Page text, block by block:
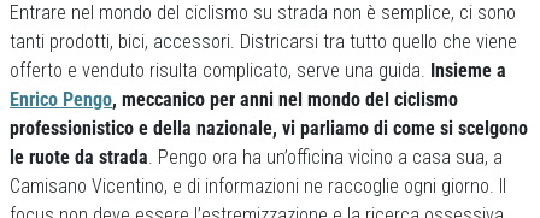
Entrare nel mondo del ciclismo su strada non è semplice, ci sono
tanti prodotti, bici, accessori. Districarsi tra tutto quello che viene
offerto e venduto risulta complicato, serve una guida. Insieme a
Enrico Pengo, meccanico per anni nel mondo del ciclismo
professionistico e della nazionale, vi parliamo di come si scelgono
le ruote da strada. Pengo ora ha un’officina vicino a casa sua, a
Camisano Vicentino, e di informazioni ne raccoglie ogni giorno. Il